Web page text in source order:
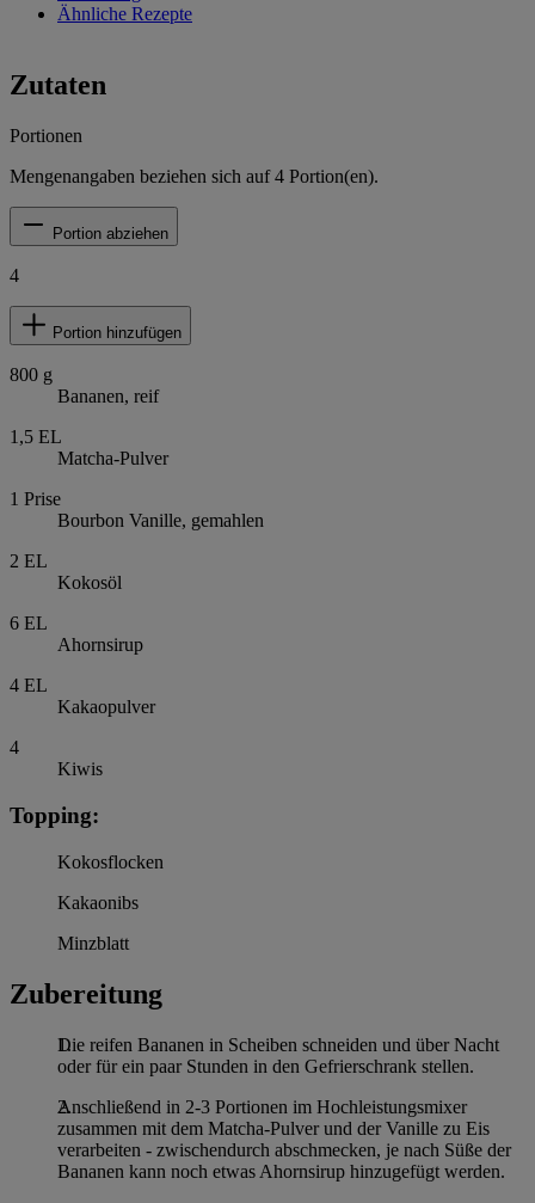
Ähnliche Rezepte
Zutaten
Portionen
Mengenangaben beziehen sich auf4 Portion(en).
Portion abziehen
4
Portion hinzufügen
800 g
Bananen, reif
1,5 EL
Matcha-Pulver
1 Prise
Bourbon Vanille, gemahlen
2 EL
Kokosöl
6 EL
Ahornsirup
4 EL
Kakaopulver
4
Kiwis
Topping:
Kokosflocken
Kakaonibs
Minzblatt
Zubereitung
Die reifen Bananen in Scheiben schneiden und über Nacht
oder für ein paar Stunden in den Gefrierschrank stellen.
Anschließend in 2-3 Portionen im Hochleistungsmixer
zusammen mit dem Matcha-Pulver und der Vanille zu Eis
verarbeiten - zwischendurch abschmecken, je nach Süße der
Bananen kann noch etwas Ahornsirup hinzugefügt werden.